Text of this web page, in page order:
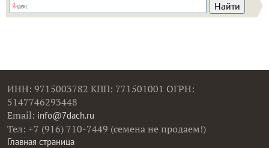
ИНН: 9715003782 КПП: 771501001 ОГРН:
5147746293448
Email: info@7dach.ru
Тел: +7 (916) 710-7449 (семена не продаем!)
Главная страница